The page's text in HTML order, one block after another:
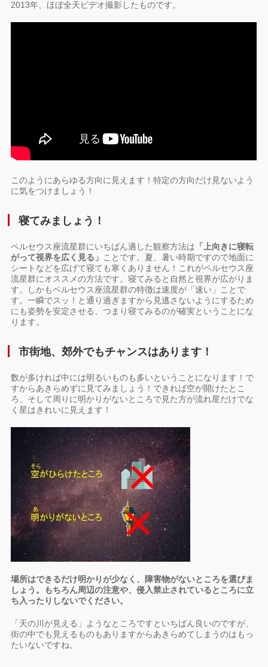
2013年、ほぼ全天ビデオ撮影したものです。
このようにあらゆる方向に見えます！特定の方向だけ見ないよう
に気をつけましょう！
寝てみましょう！
ペルセウス座流星群にいちばん適した観察方法は 「上向きに寝転
がって視界を広く見る」 ことです。夏、暑い時期ですので地面に
シートなどを広げて寝ても寒くありません！これがペルセウス座
流星群にオススメの方法です。寝てみると自然と視界が広がりま
す。しかもペルセウス座流星群の特徴は速度が「速い」ことで
す。一瞬でスッ！と通り過ぎますから見逃さないようにするため
にも姿勢を安定させる、つまり寝てみるのが確実ということにな
ります。
市街地、郊外でもチャンスはあります！
数が多ければ中には明るいものも多いということになります！で
すからあきらめずに見てみましょう！できれば空が開けたとこ
ろ、そして周りに明かりがないところで見た方が流れ星だけでな
く星はきれいに見えます！
場所はできるだけ明かりが少なく、障害物がないところを選びま
しょう。もちろん周辺の注意や、侵入禁止されているところに立
ち入ったりしないでください。
「天の川が見える」ようなところですといちばん良いのですが、
街の中でも見えるものもありますからあきらめてしまうのはもっ
たいないですね。